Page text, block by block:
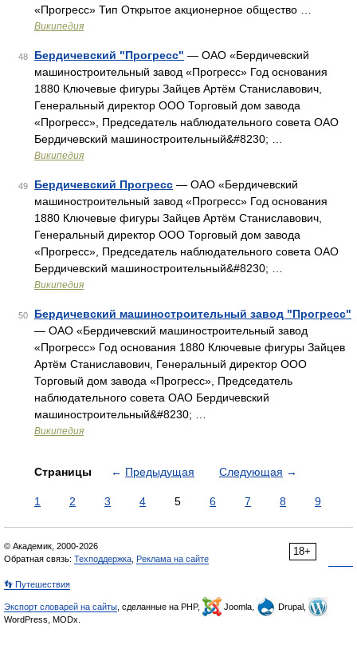
«Прогресс» Тип Открытое акционерное общество …
Википедия
48 Бердичевский "Прогресс" — ОАО «Бердичевский
машиностроительный завод «Прогресс» Год основания
1880 Ключевые фигуры Зайцев Артём Станиславович,
Генеральный директор ООО Торговый дом завода
«Прогресс», Председатель наблюдательного совета ОАО
Бердичевский машиностроительный&#8230; …
Википедия
49 Бердичевский Прогресс — ОАО «Бердичевский
машиностроительный завод «Прогресс» Год основания
1880 Ключевые фигуры Зайцев Артём Станиславович,
Генеральный директор ООО Торговый дом завода
«Прогресс», Председатель наблюдательного совета ОАО
Бердичевский машиностроительный&#8230; …
Википедия
50
Бердичевский машиностроительный завод "Прогресс"
— ОАО «Бердичевский машиностроительный завод
«Прогресс» Год основания 1880 Ключевые фигуры Зайцев
Артём Станиславович, Генеральный директор ООО
Торговый дом завода «Прогресс», Председатель
наблюдательного совета ОАО Бердичевский
машиностроительный&#8230; …
Википедия
Страницы ← Предыдущая Следующая →
1 2 3 4 5 6 7 8 9
18+
© Академик, 2000-2026
Обратная связь: Техподдержка Реклама на сайте
👣 Путешествия
Экспорт словарей на сайты , сделанные на PHP, Joomla,
Drupal,
WordPress, MODx.